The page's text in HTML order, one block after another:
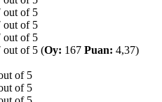
(Oy: 167 Puan: 4,37)